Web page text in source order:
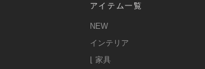
アイテム一覧
NEW
インテリア
⌊ 家具